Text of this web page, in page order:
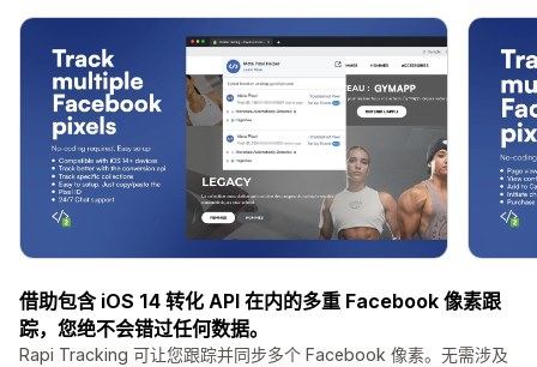
借助包含 iOS 14 转化 API 在内的多重 Facebook 像素跟
踪，您绝不会错过任何数据。
Rapi Tracking 可让您跟踪并同步多个 Facebook 像素。无需涉及